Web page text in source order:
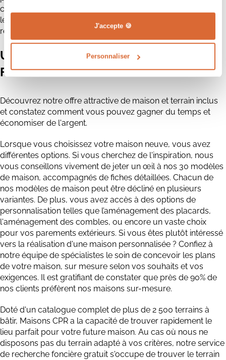
J'accepte 🍪
Personnaliser
construction de maisons neuves, Maisons CPR est devenue
le constructeur de maisons individuelles de prédilection en
région Centre Val de Loire.
Une maison neuve à Nouan-le-
Fuzelier + Terrain clé en main
Découvrez notre offre attractive de maison et terrain inclus
et constatez comment vous pouvez gagner du temps et
économiser de l'argent.
Lorsque vous choisissez votre maison neuve, vous avez
différentes options. Si vous cherchez de l'inspiration, nous
vous conseillons vivement de jeter un œil à nos 30 modèles
de maison, accompagnés de fiches détaillées. Chacun de
nos modèles de maison peut être décliné en plusieurs
variantes. De plus, vous avez accès à des options de
personnalisation telles que l’aménagement des placards,
l'aménagement des combles, ou encore un vaste choix
pour vos parements extérieurs. Si vous êtes plutôt intéressé
vers la réalisation d'une maison personnalisée ? Confiez à
notre équipe de spécialistes le soin de concevoir les plans
de votre maison, sur mesure selon vos souhaits et vos
exigences. Il est gratifiant de constater que près de 90% de
nos clients préfèrent nos maisons sur-mesure.
Doté d'un catalogue complet de plus de 2 500 terrains à
bâtir, Maisons CPR a la capacité de trouver rapidement le
lieu parfait pour votre future maison. Au cas où nous ne
disposons pas du terrain adapté à vos critères, notre service
de recherche foncière gratuit s'occupe de trouver le terrain